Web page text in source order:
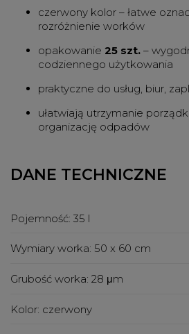
czerwony kolor – łatwe
rozróżnienie worków
opakowanie 25 szt. –
codziennego użytkowania
praktyczne do usług, biur,
ułatwiają utrzymanie
organizację odpadów
DANE TECHNICZNE
Pojemność: 35 l
Wymiary worka: 50 x 60 cm
Grubość worka: 28 μm
Kolor: czerwony